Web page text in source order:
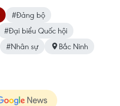
#Đảng bộ
#Đại biểu Quốc hội
#Nhân sự Bắc Ninh